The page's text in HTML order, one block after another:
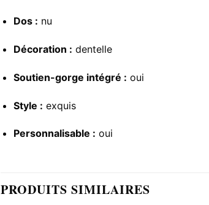
Dos : nu
Décoration : dentelle
Soutien-gorge intégré : oui
Style : exquis
Personnalisable : oui
PRODUITS SIMILAIRES